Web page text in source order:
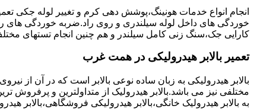
انجام انواع خدمات هونینگ،پوشش دهی کرم و تغییر لوله جکی
خوردگی های داخل لوله سیلندری و روی راد.ضربه خوردگی های
کارایی جک،سنگ زنی کامل سیلندر و هم چنین انجام تستهای
تعمیر بالابر هیدرولیکی در همت غرب
بالابر هیدرولیکی به زبان ساده نوعی بالابر است که در آن از
مختلفی نیز می باشد.بالابر هیدرولیک از متداولترین و پرفروش
به بالابر هیدرولیک خانگی،بالابر هیدرولیکی فروشگاهی،بالابر